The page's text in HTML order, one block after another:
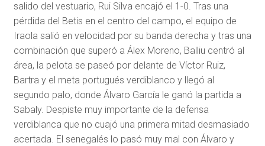
salido del vestuario, Rui Silva encajó el 1-0. Tras una
pérdida del Betis en el centro del campo, el equipo de
Iraola salió en velocidad por su banda derecha y tras una
combinación que superó a Álex Moreno, Balliu centró al
área, la pelota se paseó por delante de Víctor Ruiz,
Bartra y el meta portugués verdiblanco y llegó al
segundo palo, donde Álvaro García le ganó la partida a
Sabaly. Despiste muy importante de la defensa
verdiblanca que no cuajó una primera mitad desmasiado
acertada. El senegalés lo pasó muy mal con Álvaro y